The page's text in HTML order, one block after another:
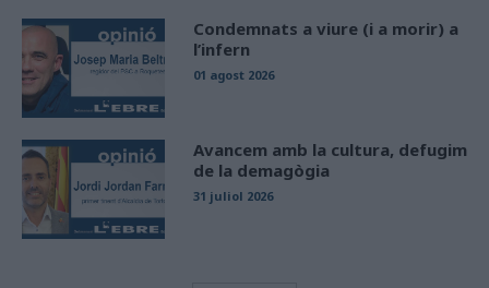
Condemnats a viure (i a morir) a
l’infern
01 agost 2026
Avancem amb la cultura, defugim
de la demagògia
31 juliol 2026